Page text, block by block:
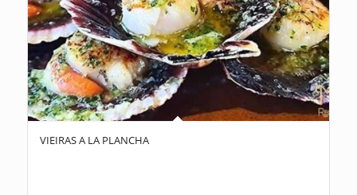
VIEIRAS A LA PLANCHA